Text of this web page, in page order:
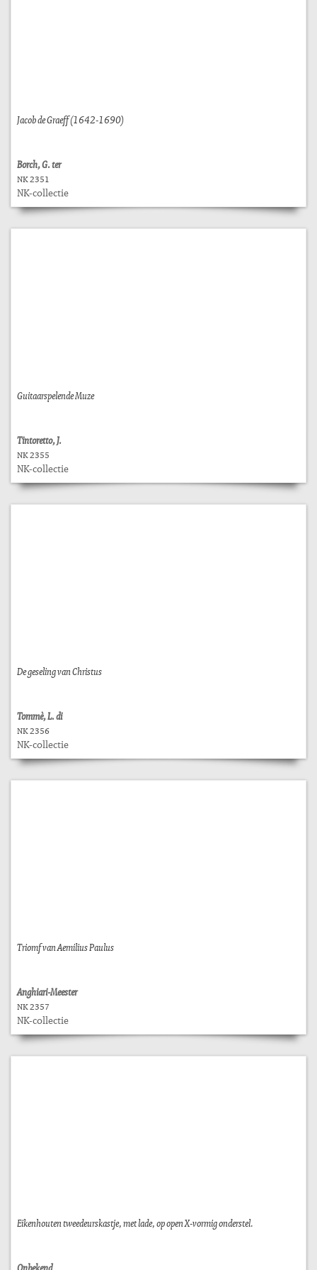
Jacob de Graeff (1642-1690)
Borch, G. ter
NK 2351
NK-collectie
Guitaarspelende Muze
Tintoretto, J.
NK 2355
NK-collectie
De geseling van Christus
Tommè, L. di
NK 2356
NK-collectie
Triomf van Aemilius Paulus
Anghiari-Meester
NK 2357
NK-collectie
Eikenhouten tweedeurskastje, met lade, op open X-vormig onderstel.